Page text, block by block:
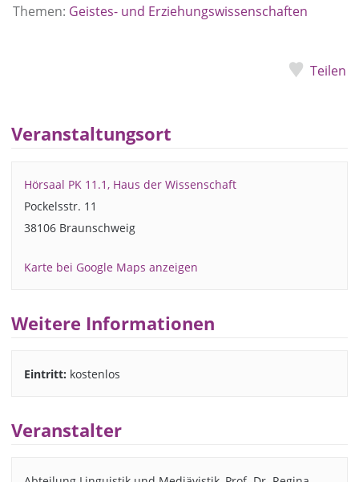
Themen: Geistes- und Erziehungswissenschaften
Teilen
Veranstaltungsort
Hörsaal PK 11.1, Haus der Wissenschaft
Pockelsstr. 11
38106 Braunschweig
Karte bei Google Maps anzeigen
Weitere Informationen
Eintritt: kostenlos
Veranstalter